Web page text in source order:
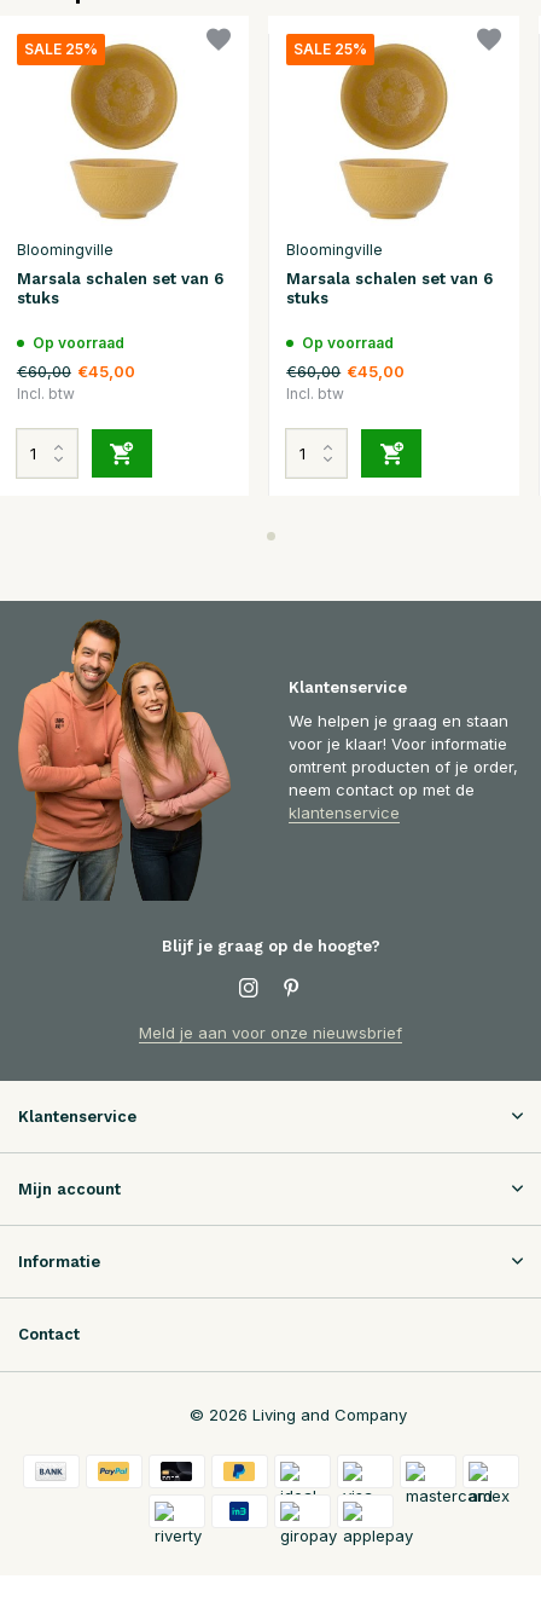
SALE 25%
Bloomingville
Marsala schalen set van 6
stuks
Op voorraad
€60,00 €45,00
Incl. btw
SALE 25%
Bloomingville
Marsala schalen set van 6
stuks
Op voorraad
€60,00 €45,00
Incl. btw
Klantenservice
We helpen je graag en staan
voor je klaar! Voor informatie
omtrent producten of je order,
neem contact op met de
klantenservice
Blijf je graag op de hoogte?
Meld je aan voor onze nieuwsbrief
Klantenservice
Mijn account
Informatie
Contact
© 2026 Living and Company